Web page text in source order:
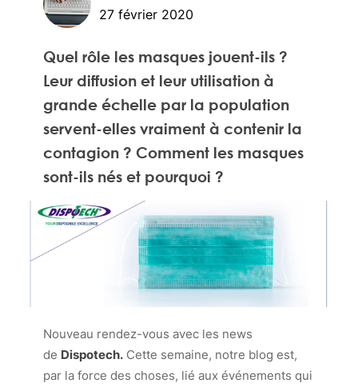
27 février 2020
Quel rôle les masques jouent-ils ?
Leur diffusion et leur utilisation à
grande échelle par la population
servent-elles vraiment à contenir la
contagion ? Comment les masques
sont-ils nés et pourquoi ?
Nouveau rendez-vous avec les news
de Dispotech. Cette semaine, notre blog est,
par la force des choses, lié aux événements qui